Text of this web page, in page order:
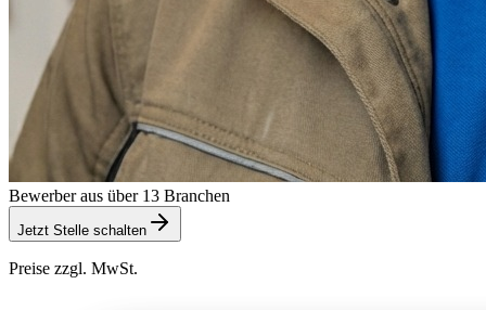
Bewerber aus über 13 Branchen
Jetzt Stelle schalten
Preise zzgl. MwSt.